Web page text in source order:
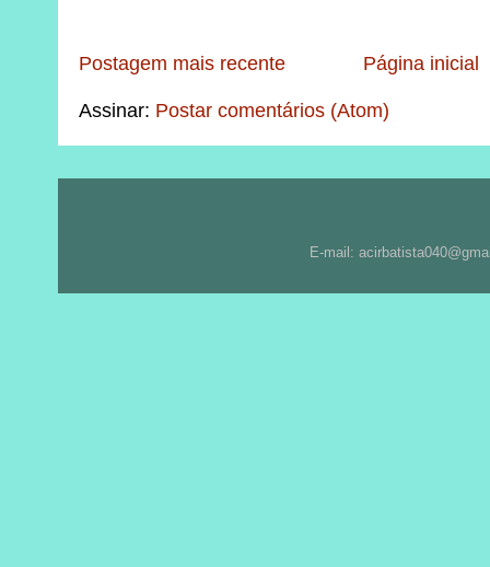
Postagem mais recente Página inicial
Assinar: Postar comentários (Atom)
E-mail: